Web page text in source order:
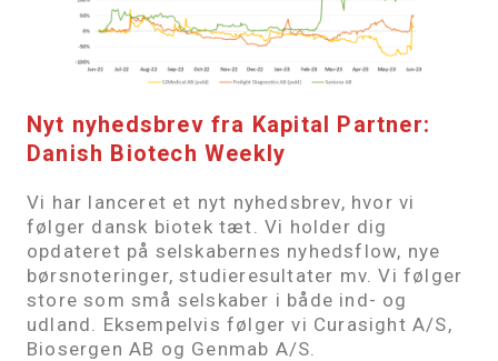
Nyt nyhedsbrev fra Kapital Partner:
Danish Biotech Weekly
Vi har lanceret et nyt nyhedsbrev, hvor vi
følger dansk biotek tæt. Vi holder dig
opdateret på selskabernes nyhedsflow, nye
børsnoteringer, studieresultater mv. Vi følger
store som små selskaber i både ind- og
udland. Eksempelvis følger vi Curasight A/S,
Biosergen AB og Genmab A/S.